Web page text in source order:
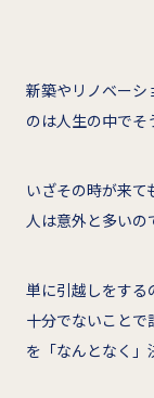
新築やリノベーシ
のは人生の中でそ
いざその時が来て
人は意外と多いの
単に引越しをする
十分でないこと
を「なんとなく」